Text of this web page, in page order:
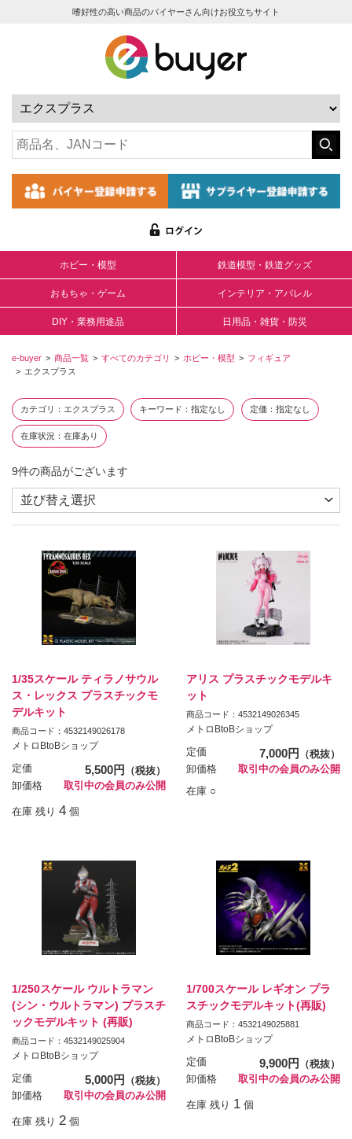
嗜好性の高い商品のバイヤーさん向けお役立ちサイト
ホビー・模型 鉄道模型・鉄道グッズ
おもちゃ・ゲーム インテリア・アパレル
DIY・業務用途品 日用品・雑貨・防災
e-buyer 商品一覧 すべてのカテゴリ ホビー・模型
フィギュア
エクスプラス
カテゴリ エクスプラス キーワード 指定なし 定価 指定なし
在庫状況 在庫あり
9件の商品がございます
1/35スケール ティラノサウル
ス・レックス プラスチックモ
デルキット
商品コード：4532149026178
メトロBtoBショップ
定価 5,500円
（税抜）
卸価格
取引中の会員のみ公開
在庫 残り 4 個
アリス プラスチックモデルキ
ット
商品コード：4532149026345
メトロBtoBショップ
定価 7,000円
（税抜）
卸価格
取引中の会員のみ公開
在庫 ○
1/250スケール ウルトラマン
(シン・ウルトラマン) プラスチ
ックモデルキット (再販)
商品コード：4532149025904
メトロBtoBショップ
定価 5,000円
（税抜）
卸価格
取引中の会員のみ公開
在庫 残り 2 個
1/700スケール レギオン プラ
スチックモデルキット(再販)
商品コード：4532149025881
メトロBtoBショップ
定価 9,900円
（税抜）
卸価格
取引中の会員のみ公開
在庫 残り 1 個